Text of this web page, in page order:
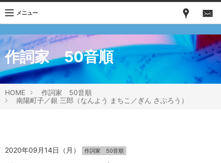
メニュー
作詞家 50音順
HOME
作詞家 50音順
南陽町子／銀 三郎（なんよう まちこ／ぎん さぶろう）
2020年09月14日（月） 作詞家 50音順